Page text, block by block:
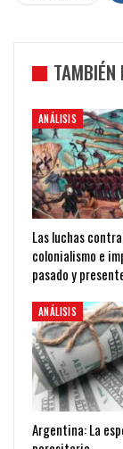
TAMBIÉN
ANÁLISIS
Las luchas
colonialismo e
pasado y
ANÁLISIS
Argentina: La